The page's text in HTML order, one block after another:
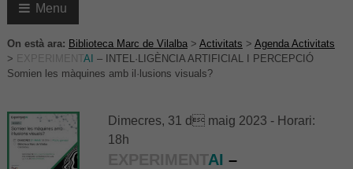
Menu
On està ara: Biblioteca Marc de Vilalba> Activitats > Agenda Activitats
> EXPERIMENTAI – INTEL·LIGÈNCIA ARTIFICIAL I PERCEPCIÓ
Somien les màquines amb il·lusions visuals?
Dimecres, 31 d maig 2023 - Horari:
18h
EXPERIMENTAI –